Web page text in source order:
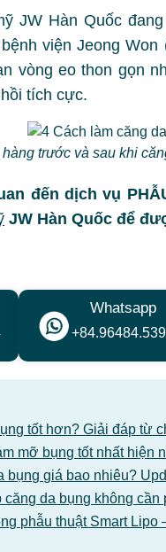
JW Hàn Quốc
viện Jeong
vòng eo thon gọn
tích cực.
trước và sau khi
đến dịch vụ
JW Hàn Quốc để
Whatsapp
tốt hơn? Giải đáp từ
mỡ bụng tốt nhất hiện
bụng giá bao nhiêu?
căng da bụng không cần
phẫu thuật Smart Lipo